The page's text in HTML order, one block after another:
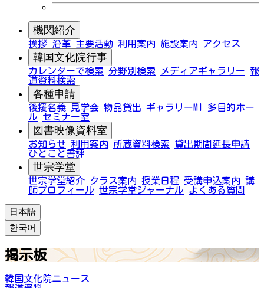
機関紹介
挨拶 沿革 主要活動 利用案内 施設案内 アクセス
韓国文化院行事
カレンダーで検索 分野別検索 メディアギャラリー 報
道資料検索
各種申請
後援名義 見学会 物品貸出 ギャラリーMI
多目的ホー
ル セミナー室
図書映像資料室
お知らせ 利用案内 所蔵資料検索
貸出期間延長申請
ひとこと書評
世宗学堂
世宗学堂紹介 クラス案内 授業日程 受講申込案内 講
師プロフィール 世宗学堂ジャーナル よくある質問
日本語
한국어
掲示板
韓国文化院ニュース